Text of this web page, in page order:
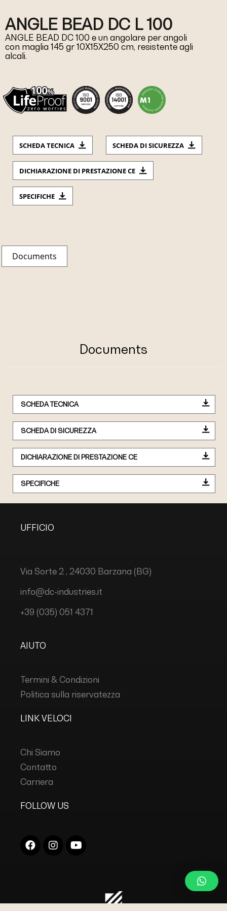
ANGLE BEAD DC L 100
ANGLE BEAD DC 100 e un angolare per angoli
con maglia 145 gr 10X15X250 cm, resistente agli
alcali.
SCHEDA TECNICA SCHEDA DI SICUREZZA
DICHIARAZIONE DI PRESTAZIONE CE
SPECIFICHE
Documents
Documents
SCHEDA TECNICA
SCHEDA DI SICUREZZA
DICHIARAZIONE DI PRESTAZIONE CE
SPECIFICHE
UFFICIO
Via Sorte 2 , 24030 Barzana (BG)
info@dc-industries.it
+39 (035) 051 4371
AIUTO
Termini & Condizioni
Politica sulla riservatezza
LINK VELOCI
Chi Siamo
Contatto
Carriera
FOLLOW US